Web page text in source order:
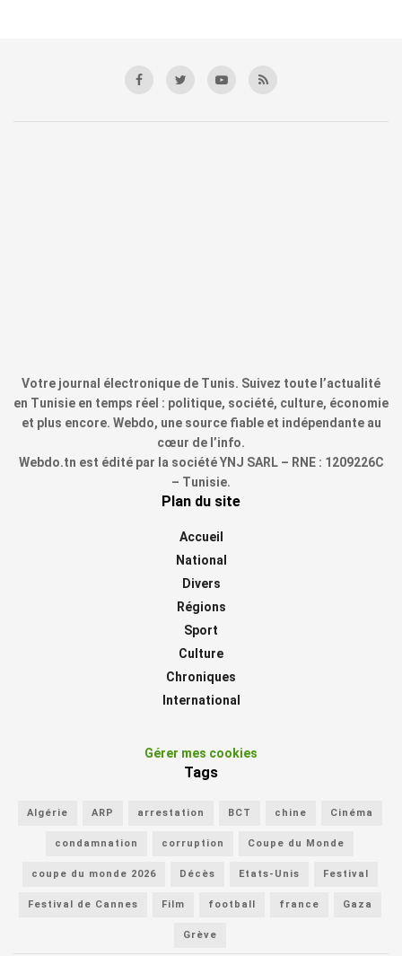
Votre journal électronique de Tunis. Suivez toute l’actualité
en Tunisie en temps réel : politique, société, culture, économie
et plus encore. Webdo, une source fiable et indépendante au
cœur de l’info.
Webdo.tn est édité par la société YNJ SARL – RNE : 1209226C
– Tunisie.
Plan du site
Accueil
National
Divers
Régions
Sport
Culture
Chroniques
International
Gérer mes cookies
Tags
Algérie ARP arrestation BCT chine Cinéma
condamnation corruption Coupe du Monde
coupe du monde 2026 Décès Etats-Unis Festival
Festival de Cannes Film football france Gaza
Grève